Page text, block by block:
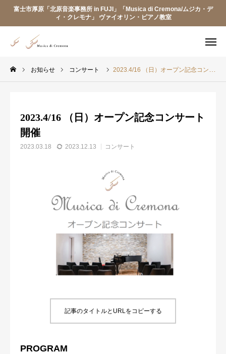
富士市厚原「北原音楽事務所 in FUJI」「Musica di Cremona/ムジカ・デ
ィ・クレモナ」 ヴァイオリン・ピアノ教室
お知らせ コンサート 2023.4/16 （日）オープン記念コンサート 開催
2023.4/16 （日）オープン記念コンサート
開催
2023.03.18 2023.12.13 コンサート
記事のタイトルとURLをコピーする
PROGRAM
Instagram access
トップページ
レッスン料金・楽器レンタルについて
講師プロフィール